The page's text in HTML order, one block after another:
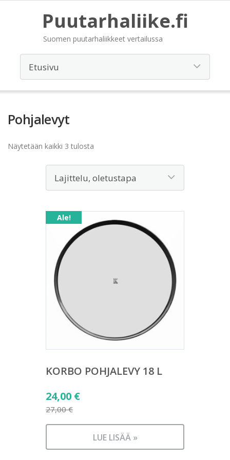
Puutarhaliike.fi
Suomen puutarhaliikkeet vertailussa
Pohjalevyt
Näytetään kaikki 3 tulosta
Ale!
KORBO POHJALEVY 18 L
27,00€
Alkuperäinen
hinta
oli:
24,00 €
Nykyinen
on:
LUE LISÄÄ »